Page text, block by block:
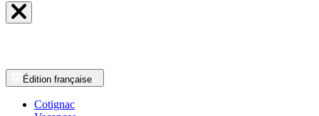
Édition française
Cotignac